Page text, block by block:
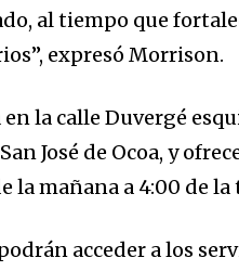
al tiempo que
expresó Morrison.
la calle Duvergé
José de Ocoa, y
la mañana a 4:00 de la
acceder a los